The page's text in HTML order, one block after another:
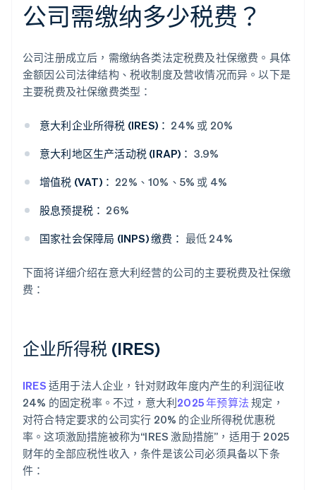
公司需缴纳多少税费？
公司注册成立后，需缴纳各类法定税费及社保缴费。具体
金额因公司法律结构、税收制度及营收情况而异。以下是
主要税费及社保缴费类型：
意大利企业所得税 (IRES)： 24% 或 20%
意大利地区生产活动税 (IRAP)： 3.9%
增值税 (VAT)： 22%、10%、5% 或 4%
股息预提税： 26%
国家社会保障局 (INPS) 缴费： 最低 24%
下面将详细介绍在意大利经营的公司的主要税费及社保缴
费：
企业所得税 (IRES)
IRES 适用于法人企业，针对财政年度内产生的利润征收
24% 的固定税率。不过，意大利2025 年预算法 规定，
对符合特定要求的公司实行 20% 的企业所得税优惠税
率。这项激励措施被称为“IRES 激励措施”，适用于 2025
财年的全部应税性收入，条件是该公司必须具备以下条
件：